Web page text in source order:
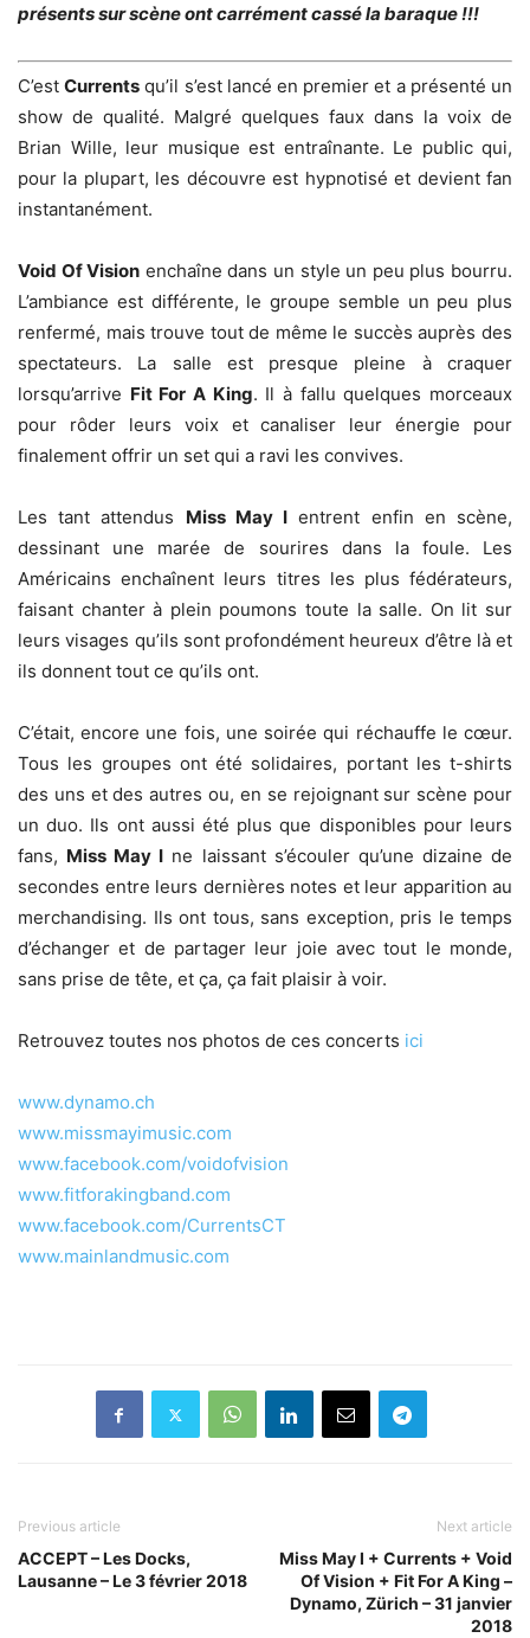
présents sur scène ont carrément cassé la baraque !!!
C’estCurrents qu’il s’est lancé en premier et a présenté un
show de qualité. Malgré quelques faux dans la voix de
Brian Wille, leur musique est entraînante. Le public qui,
pour la plupart, les découvre est hypnotisé et devient fan
instantanément.
Void Of Vision enchaîne dans un style un peu plus bourru.
L’ambiance est différente, le groupe semble un peu plus
renfermé, mais trouve tout de même le succès auprès des
spectateurs. La salle est presque pleine à craquer
lorsqu’arrive Fit For A King. Il à fallu quelques morceaux
pour rôder leurs voix et canaliser leur énergie pour
finalement offrir un set qui a ravi les convives.
Les tant attendus Miss May I entrent enfin en scène,
dessinant une marée de sourires dans la foule. Les
Américains enchaînent leurs titres les plus fédérateurs,
faisant chanter à plein poumons toute la salle. On lit sur
leurs visages qu’ils sont profondément heureux d’être là et
ils donnent tout ce qu’ils ont.
C’était, encore une fois, une soirée qui réchauffe le cœur.
Tous les groupes ont été solidaires, portant les t-shirts
des uns et des autres ou, en se rejoignant sur scène pour
un duo. Ils ont aussi été plus que disponibles pour leurs
fans, Miss May I ne laissant s’écouler qu’une dizaine de
secondes entre leurs dernières notes et leur apparition au
merchandising. Ils ont tous, sans exception, pris le temps
d’échanger et de partager leur joie avec tout le monde,
sans prise de tête, et ça, ça fait plaisir à voir.
Retrouvez toutes nos photos de ces concerts ici
www.dynamo.ch
www.missmayimusic.com
www.facebook.com/voidofvision
www.fitforakingband.com
www.facebook.com/CurrentsCT
www.mainlandmusic.com
Previous article
ACCEPT – Les Docks,
Lausanne – Le 3 février 2018
Next article
Miss May I + Currents + Void
Of Vision + Fit For A King –
Dynamo, Zürich – 31 janvier
2018